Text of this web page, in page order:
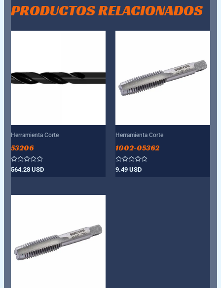
PRODUCTOS RELACIONADOS
Herramienta Corte
53206
Valorado
con
564.28USD
Herramienta Corte
1002-05362
Valorado
con
9.49 USD